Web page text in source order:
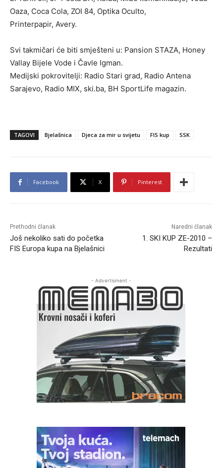
Oaza, Coca Cola, ZOI 84, Optika Oculto,
Printerpapir, Avery.
Svi takmičari će biti smješteni u: Pansion STAZA, Honey
Vallay Bijele Vode i Čavle Igman.
Medijski pokrovitelji: Radio Stari grad, Radio Antena
Sarajevo, Radio MIX, ski.ba, BH SportLife magazin.
TAGOVI Bjelašnica Djeca za mir u svijetu FIS kup SSK
Facebook X Pinterest
Prethodni članak
Još nekoliko sati do početka
FIS Europa kupa na Bjelašnici
Naredni članak
1. SKI KUP ZE-2010 –
Rezultati
- Advertisment -